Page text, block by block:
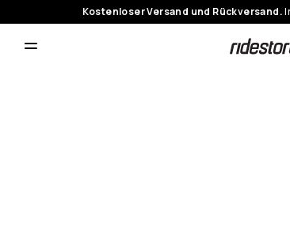
Kostenloser Versand und Rückversand.